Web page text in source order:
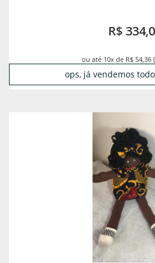
R$
ou até 10x de R$ 54,36
ops, já vendemos